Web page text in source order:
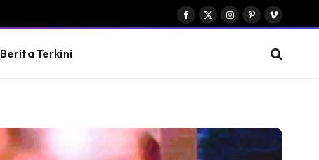
Facebook
X
Instagram
PinterestVimeo
Berita Terkini